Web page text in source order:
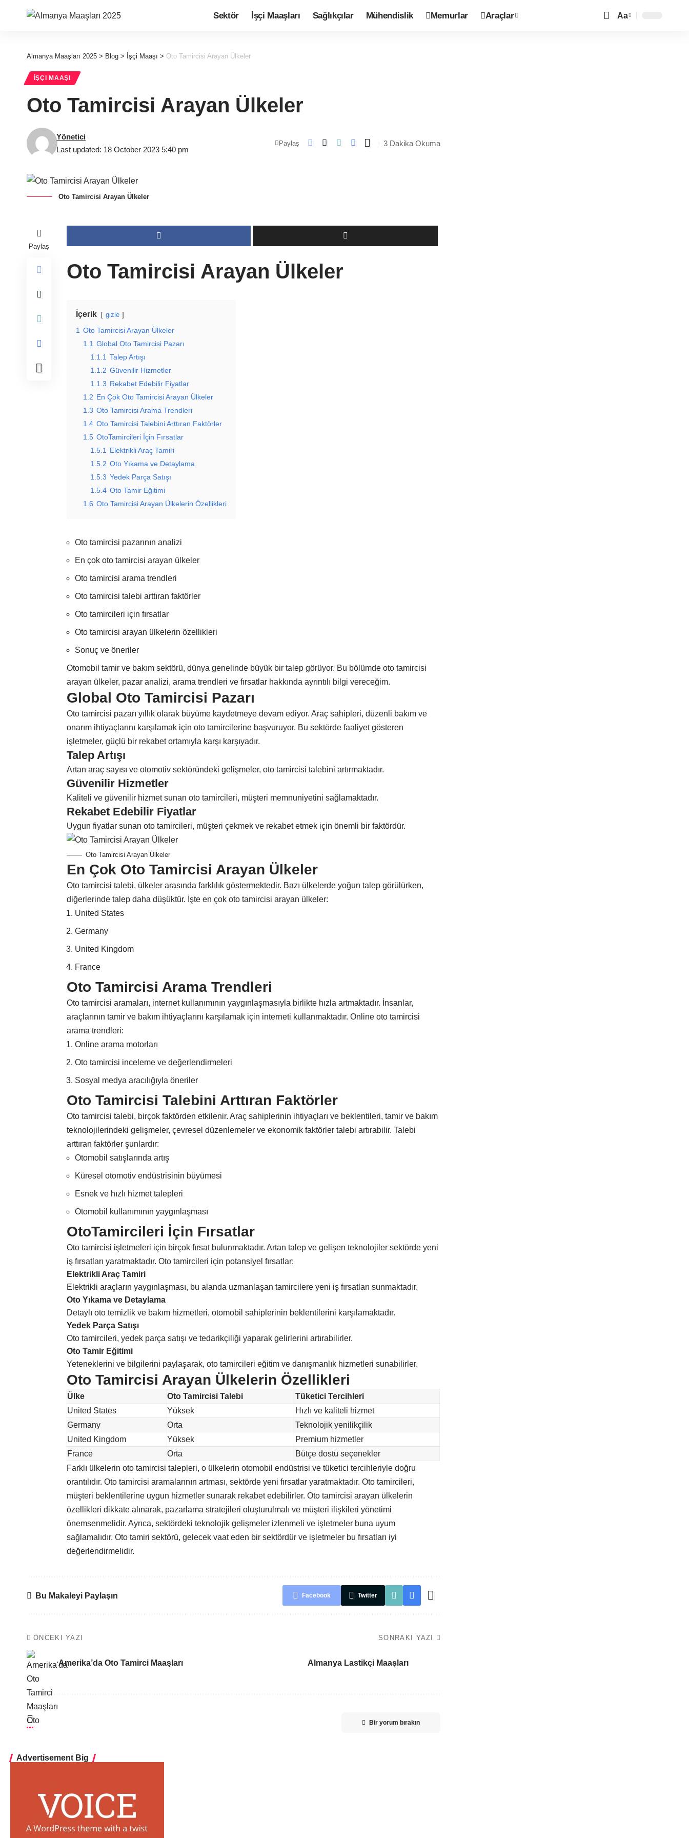
Sektör İşçi Maaşları Sağlıkçılar Mühendislik Memurlar Araçlar Aa
Almanya Maaşları 2025 > Blog > İşçi Maaşı > Oto Tamircisi Arayan Ülkeler
İŞÇI MAAŞI
Oto Tamircisi Arayan Ülkeler
Last updated: 18 October 2023 5:40 pm
Yönetici
Paylaş 3 Dakika Okuma
Oto Tamircisi Arayan Ülkeler
Paylaş
Oto Tamircisi Arayan Ülkeler
İçerik gizle
1 Oto Tamircisi Arayan Ülkeler
1.1 Global Oto Tamircisi Pazarı
1.1.1 Talep Artışı
1.1.2 Güvenilir Hizmetler
1.1.3 Rekabet Edebilir Fiyatlar
1.2 En Çok Oto Tamircisi Arayan Ülkeler
1.3 Oto Tamircisi Arama Trendleri
1.4 Oto Tamircisi Talebini Arttıran Faktörler
1.5 OtoTamircileri İçin Fırsatlar
1.5.1
Elektrikli Araç Tamiri
1.5.2 Oto Yıkama ve Detaylama
1.5.3 Yedek Parça Satışı
1.5.4 Oto Tamir Eğitimi
1.6 Oto Tamircisi Arayan Ülkelerin Özellikleri
Oto tamircisi pazarının analizi
En çok oto tamircisi arayan ülkeler
Oto tamircisi arama trendleri
Oto tamircisi talebi arttıran faktörler
Oto tamircileri için fırsatlar
Oto tamircisi arayan ülkelerin özellikleri
Sonuç ve öneriler
Otomobil tamir ve bakım sektörü, dünya genelinde büyük bir talep görüyor. Bu bölümde oto tamircisi
arayan ülkeler, pazar analizi, arama trendleri ve fırsatlar hakkında ayrıntılı bilgi vereceğim.
Global Oto Tamircisi Pazarı
Oto tamircisi pazarı yıllık olarak büyüme kaydetmeye devam ediyor. Araç sahipleri, düzenli bakım ve
onarım ihtiyaçlarını karşılamak için oto tamircilerine başvuruyor. Bu sektörde faaliyet gösteren
işletmeler, güçlü bir rekabet ortamıyla karşı karşıyadır.
Talep Artışı
Artan araç sayısı ve otomotiv sektöründeki gelişmeler, oto tamircisi talebini artırmaktadır.
Güvenilir Hizmetler
Kaliteli ve güvenilir hizmet sunan oto tamircileri, müşteri memnuniyetini sağlamaktadır.
Rekabet Edebilir Fiyatlar
Uygun fiyatlar sunan oto tamircileri, müşteri çekmek ve rekabet etmek için önemli bir faktördür.
Oto Tamircisi Arayan Ülkeler
En Çok Oto Tamircisi Arayan Ülkeler
Oto tamircisi talebi, ülkeler arasında farklılık göstermektedir. Bazı ülkelerde yoğun talep görülürken,
diğerlerinde talep daha düşüktür. İşte en çok oto tamircisi arayan ülkeler:
United States
Germany
United Kingdom
France
Oto Tamircisi Arama Trendleri
Oto tamircisi aramaları, internet kullanımının yaygınlaşmasıyla birlikte hızla artmaktadır. İnsanlar,
araçlarının tamir ve bakım ihtiyaçlarını karşılamak için interneti kullanmaktadır. Online oto tamircisi
arama trendleri:
Online arama motorları
Oto tamircisi inceleme ve değerlendirmeleri
Sosyal medya aracılığıyla öneriler
Oto Tamircisi Talebini Arttıran Faktörler
Oto tamircisi talebi, birçok faktörden etkilenir. Araç sahiplerinin ihtiyaçları ve beklentileri, tamir ve bakım
teknolojilerindeki gelişmeler, çevresel düzenlemeler ve ekonomik faktörler talebi artırabilir. Talebi
arttıran faktörler şunlardır:
Otomobil satışlarında artış
Küresel otomotiv endüstrisinin büyümesi
Esnek ve hızlı hizmet talepleri
Otomobil kullanımının yaygınlaşması
OtoTamircileri İçin Fırsatlar
Oto tamircisi işletmeleri için birçok fırsat bulunmaktadır. Artan talep ve gelişen teknolojiler sektörde yeni
iş fırsatları yaratmaktadır. Oto tamircileri için potansiyel fırsatlar:
Elektrikli Araç Tamiri
Elektrikli araçların yaygınlaşması, bu alanda uzmanlaşan tamircilere yeni iş fırsatları sunmaktadır.
Oto Yıkama ve Detaylama
Detaylı oto temizlik ve bakım hizmetleri, otomobil sahiplerinin beklentilerini karşılamaktadır.
Yedek Parça Satışı
Oto tamircileri, yedek parça satışı ve tedarikçiliği yaparak gelirlerini artırabilirler.
Oto Tamir Eğitimi
Yeteneklerini ve bilgilerini paylaşarak, oto tamircileri eğitim ve danışmanlık hizmetleri sunabilirler.
Oto Tamircisi Arayan Ülkelerin Özellikleri
Ülke Oto Tamircisi Talebi
Tüketici Tercihleri
United States
Yüksek
Hızlı ve kaliteli hizmet
Germany
Orta
Teknolojik yenilikçilik
United Kingdom
Yüksek
Premium hizmetler
France
Orta
Bütçe dostu seçenekler
Farklı ülkelerin oto tamircisi talepleri, o ülkelerin otomobil endüstrisi ve tüketici tercihleriyle doğru
orantılıdır. Oto tamircisi aramalarının artması, sektörde yeni fırsatlar yaratmaktadır. Oto tamircileri,
müşteri beklentilerine uygun hizmetler sunarak rekabet edebilirler. Oto tamircisi arayan ülkelerin
özellikleri dikkate alınarak, pazarlama stratejileri oluşturulmalı ve müşteri ilişkileri yönetimi
önemsenmelidir. Ayrıca, sektördeki teknolojik gelişmeler izlenmeli ve işletmeler buna uyum
sağlamalıdır. Oto tamiri sektörü, gelecek vaat eden bir sektördür ve işletmeler bu fırsatları iyi
değerlendirmelidir.
Bu Makaleyi Paylaşın Facebook Twitter
ÖNCEKI YAZI
Amerika’da Oto Tamirci Maaşları
SONRAKI YAZI
Almanya Lastikçi Maaşları
Bir yorum bırakın
Advertisement Big